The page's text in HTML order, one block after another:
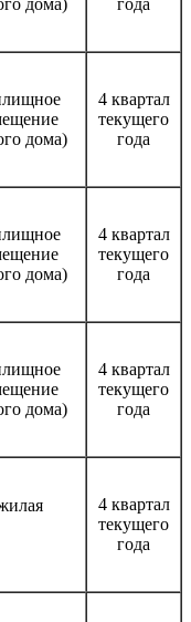
дома)
4 квартал
текущего
года
дома)
4 квартал
текущего
года
дома)
4 квартал
текущего
года
4 квартал
текущего
года